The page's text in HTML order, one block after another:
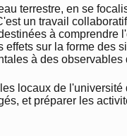
terrestre, en se
un travail
à comprendre
effets sur la forme
à des
locaux de
et préparer les